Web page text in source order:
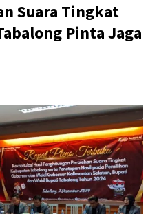
Suara Tingkat
Pinta Jaga